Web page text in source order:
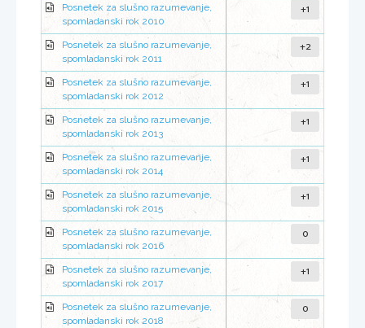
Posnetek za slušno razumevanje,
spomladanski rok 2010
+1
Posnetek za slušno razumevanje,
spomladanski rok 2011
+2
Posnetek za slušno razumevanje,
spomladanski rok 2012
+1
Posnetek za slušno razumevanje,
spomladanski rok 2013
+1
Posnetek za slušno razumevanje,
spomladanski rok 2014
+1
Posnetek za slušno razumevanje,
spomladanski rok 2015
+1
Posnetek za slušno razumevanje,
spomladanski rok 2016
0
Posnetek za slušno razumevanje,
spomladanski rok 2017
+1
Posnetek za slušno razumevanje,
spomladanski rok 2018
0